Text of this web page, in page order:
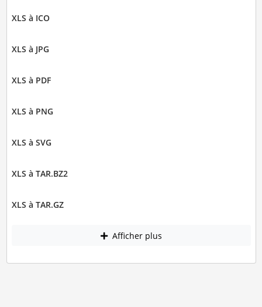
XLS à ICO
XLS à JPG
XLS à PDF
XLS à PNG
XLS à SVG
XLS à TAR.BZ2
XLS à TAR.GZ
Afficher plus